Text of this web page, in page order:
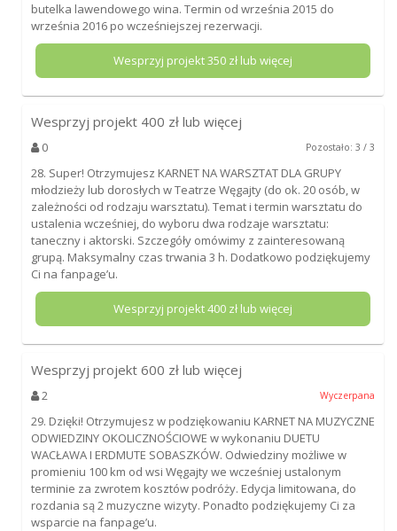
butelka lawendowego wina. Termin od września 2015 do
września 2016 po wcześniejszej rezerwacji.
Wesprzyj projekt350zł lub więcej
Wesprzyj projekt 400 zł lub więcej
0 Pozostało: 3 / 3
28. Super! Otrzymujesz KARNET NA WARSZTAT DLA GRUPY
młodzieży lub dorosłych w Teatrze Węgajty (do ok. 20 osób, w
zależności od rodzaju warsztatu). Temat i termin warsztatu do
ustalenia wcześniej, do wyboru dwa rodzaje warsztatu:
taneczny i aktorski. Szczegóły omówimy z zainteresowaną
grupą. Maksymalny czas trwania 3 h. Dodatkowo podziękujemy
Ci na fanpage’u.
Wesprzyj projekt400zł lub więcej
Wesprzyj projekt 600 zł lub więcej
2 Wyczerpana
29. Dzięki! Otrzymujesz w podziękowaniu KARNET NA MUZYCZNE
ODWIEDZINY OKOLICZNOŚCIOWE w wykonaniu DUETU
WACŁAWA I ERDMUTE SOBASZKÓW. Odwiedziny możliwe w
promieniu 100 km od wsi Węgajty we wcześniej ustalonym
terminie za zwrotem kosztów podróży. Edycja limitowana, do
rozdania są 2 muzyczne wizyty. Ponadto podziękujemy Ci za
wsparcie na fanpage’u.